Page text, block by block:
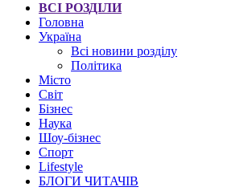
ВСІ РОЗДІЛИ
Головна
Україна
Всі новини розділу
Політика
Місто
Світ
Бізнес
Наука
Шоу-бізнес
Спорт
Lifestyle
БЛОГИ ЧИТАЧІВ